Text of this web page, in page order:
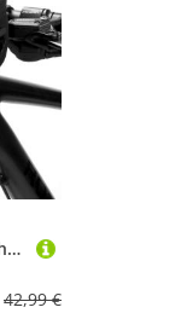
ROCKBROS Fahrradtasche Fahrrad Lenkertasche Multifunktional Lenker Fahrradtasche (1-tlg., PVC Touchscreen Handyhalterung Aufbewahrungstasche), mit Schultergurt 4,5L
42,99 €